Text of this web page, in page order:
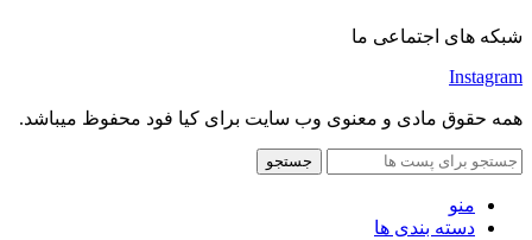
شبکه های اجتماعی ما
Instagram
همه حقوق مادی و معنوی وب سایت برای کیا فود محفوظ میباشد.
جستجو
منو
دسته بندی ها